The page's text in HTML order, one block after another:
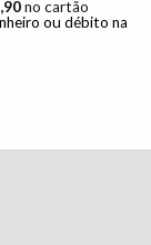
no cartão
ou débito na